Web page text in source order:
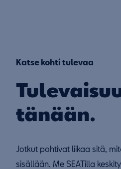
Katse kohti tulevaa
tänään.
Jotkut pohtivat liikaa sitä,
sisällään. Me SEATilla